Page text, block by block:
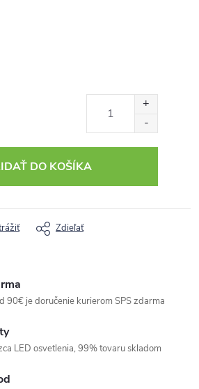
DO KOŠÍKA
Zdieľať
90€ je doručenie kurierom SPS zdarma
LED osvetlenia, 99% tovaru skladom